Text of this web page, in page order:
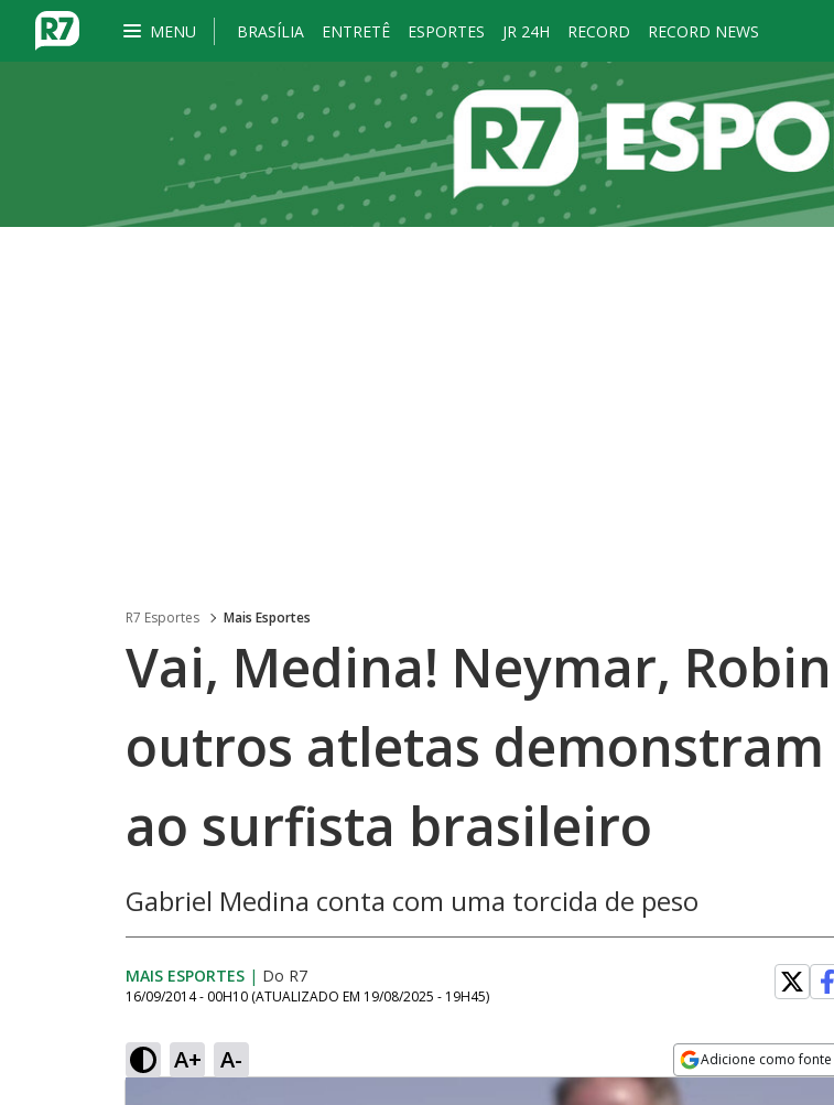
MENU BRASÍLIA ENTRETÊ ESPORTES JR 24H RECORD RECORD NEWS
R7 Esportes Mais Esportes
Vai, Medina! Neymar,
outros atletas
ao surfista brasileiro
Gabriel Medina conta com uma torcida de peso
MAIS ESPORTES | Do R7
16/09/2014 - 00H10 (ATUALIZADO EM 19/08/2025 - 19H45)
A+ A- Adicione como
Opens in new